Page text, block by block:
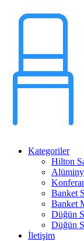
Kategoriler
Hilton
Banket
Banket
Düğün
Düğün
İletişim